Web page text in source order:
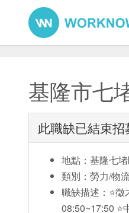
基隆市七
此職缺已結束招
地點：基隆七
類別：勞力/物
職缺描述：⭐
08:50~17:50 ⭐